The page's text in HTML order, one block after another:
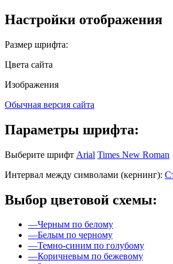
Настройки отображения
Размер шрифта:
Цвета сайта
Изображения
Обычная версия сайта
Параметры шрифта:
Выберите шрифт Arial Times New Roman
Интервал между символами (кернинг):
Выбор цветовой схемы:
—Черным по белому
—Белым по черному
—Темно-синим по голубому
—Коричневым по бежевому